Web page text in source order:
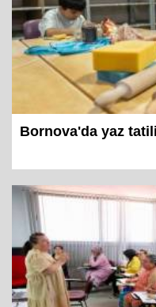
Bornova'da yaz